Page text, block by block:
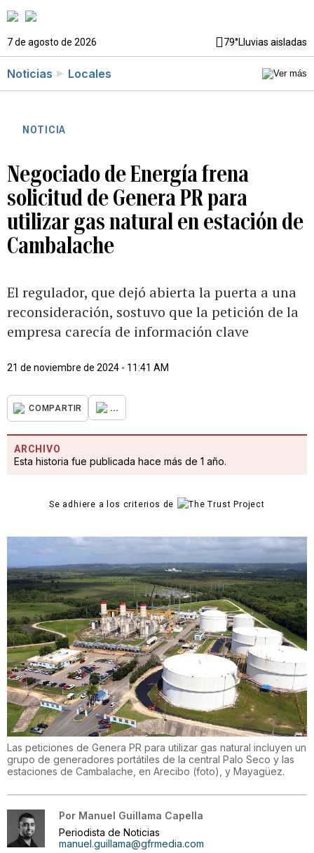
7 de agosto de 2026 79°Lluvias aisladas
Noticias Locales
NOTICIA
Negociado de Energía frena
solicitud de Genera PR para
utilizar gas natural en estación de
Cambalache
El regulador, que dejó abierta la puerta a una
reconsideración, sostuvo que la petición de la
empresa carecía de información clave
21 de noviembre de 2024 - 11:41 AM
COMPARTIR ...
ARCHIVO
Esta historia fue publicada hace más de 1 año.
Se adhiere a los criterios de
Las peticiones de Genera PR para utilizar gas natural incluyen un
grupo de generadores portátiles de la central Palo Seco y las
estaciones de Cambalache, en Arecibo (foto), y Mayagüez.
Por Manuel Guillama Capella
Periodista de Noticias
manuel.guillama@gfrmedia.com